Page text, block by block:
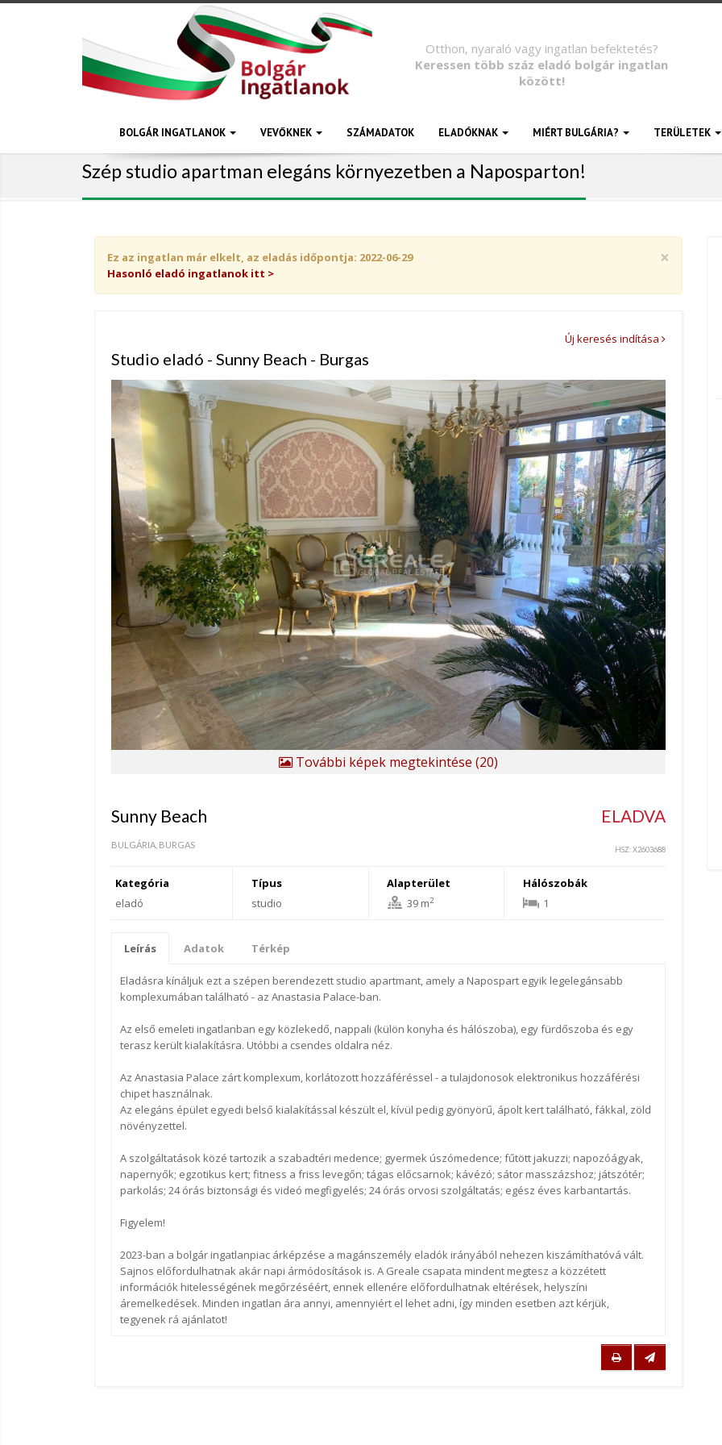
Otthon, nyaraló vagy ingatlan befektetés?
Keressen több száz eladó bolgár ingatlan
között!
BOLGÁR INGATLANOK VEVŐKNEK SZÁMADATOK ELADÓKNAK MIÉRT BULGÁRIA? TERÜLETEK
Szép studio apartman elegáns környezetben a Naposparton!
×
Ez az ingatlan már elkelt, az eladás időpontja: 2022-06-29
Hasonló eladó ingatlanok itt >
Új keresés indítása
Studio eladó - Sunny Beach - Burgas
További képek megtekintése (20)
ELADVA
Sunny Beach
HSZ: X2603688
BULGÁRIA, BURGAS
Kategória
eladó
Típus
studio
Alapterület
39 m2
Hálószobák
1
Leírás Adatok Térkép
Eladásra kínáljuk ezt a szépen berendezett studio apartmant, amely a Napospart egyik legelegánsabb
komplexumában található - az Anastasia Palace-ban.
Az első emeleti ingatlanban egy közlekedő, nappali (külön konyha és hálószoba), egy fürdőszoba és egy
terasz került kialakításra. Utóbbi a csendes oldalra néz.
Az Anastasia Palace zárt komplexum, korlátozott hozzáféréssel - a tulajdonosok elektronikus hozzáférési
chipet használnak.
Az elegáns épület egyedi belső kialakítással készült el, kívül pedig gyönyörű, ápolt kert található, fákkal, zöld
növényzettel.
A szolgáltatások közé tartozik a szabadtéri medence; gyermek úszómedence; fűtött jakuzzi; napozóágyak,
napernyők; egzotikus kert; fitness a friss levegőn; tágas előcsarnok; kávézó; sátor masszázshoz; játszótér;
parkolás; 24 órás biztonsági és videó megfigyelés; 24 órás orvosi szolgáltatás; egész éves karbantartás.
Figyelem!
2023-ban a bolgár ingatlanpiac árképzése a magánszemély eladók irányából nehezen kiszámíthatóvá vált.
Sajnos előfordulhatnak akár napi ármódosítások is. A Greale csapata mindent megtesz a közzétett
információk hitelességének megőrzéséért, ennek ellenére előfordulhatnak eltérések, helyszíni
áremelkedések. Minden ingatlan ára annyi, amennyiért el lehet adni, így minden esetben azt kérjük,
tegyenek rá ajánlatot!